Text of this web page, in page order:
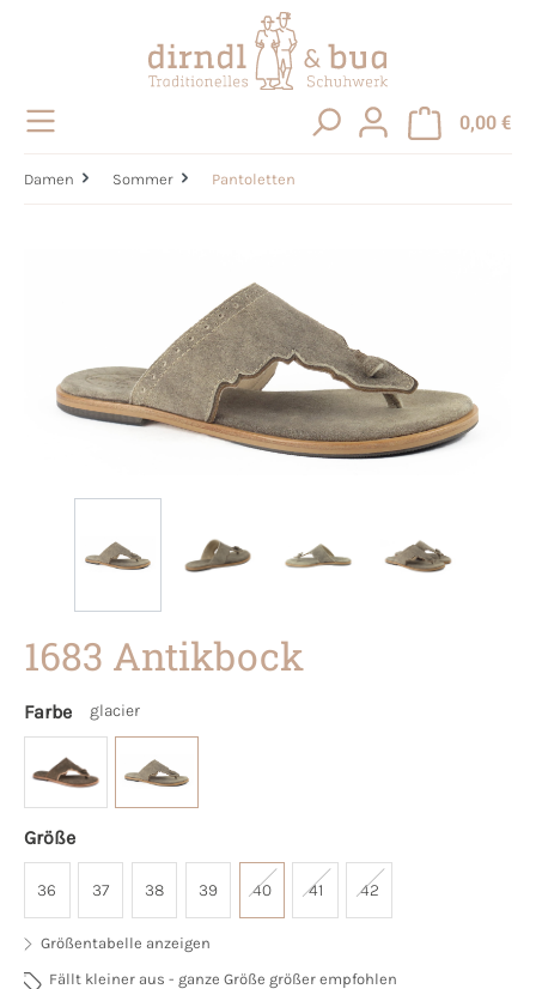
0,00 €
Damen Sommer Pantoletten
1683 Antikbock
Farbe glacier
Größe
36 37 38 39 40 41 42
Größentabelle anzeigen
Fällt kleiner aus - ganze Größe größer empfohlen